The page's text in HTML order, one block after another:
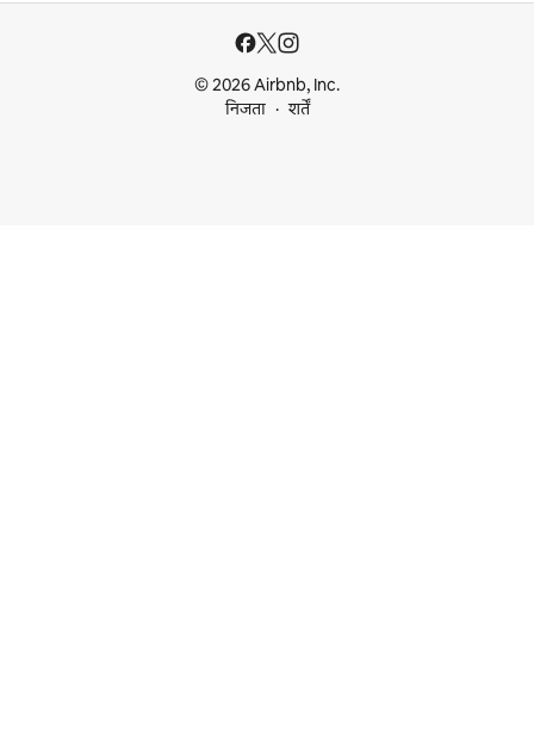
© 2026 Airbnb, Inc.
निजता
शर्तें